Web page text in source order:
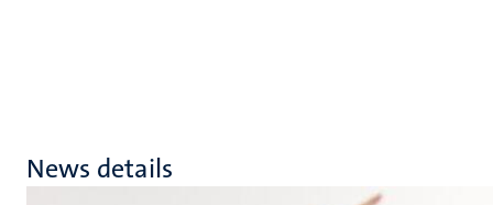
News details